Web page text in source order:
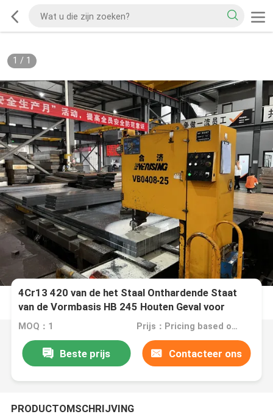
1 / 1
4Cr13 420 van de het Staal Onthardende Staat
van de Vormbasis HB 245 Houten Geval voor
Gemakkelijk Vervoer
MOQ：1 Prijs：Pricing based on weight and material
Beste prijs Contacteer ons
PRODUCTOMSCHRIJVING